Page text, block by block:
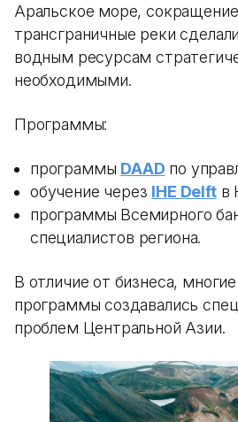
Аральское море,
трансграничные реки
водным ресурсам
необходимыми.
Программы:
программы DAAD по
обучение через IHE Delftв
программы Всемирного
специалистов региона.
В отличие от бизнеса,
программы создавались
проблем Центральной Азии.